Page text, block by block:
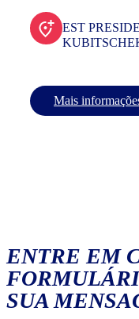
EST
Mais
ENTRE EM
SUA